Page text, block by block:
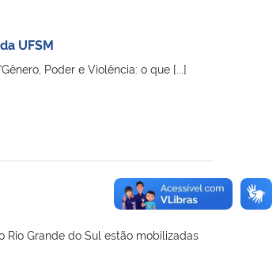
UFSM
Poder e Violência: o que [...]
Grande do Sul estão mobilizadas